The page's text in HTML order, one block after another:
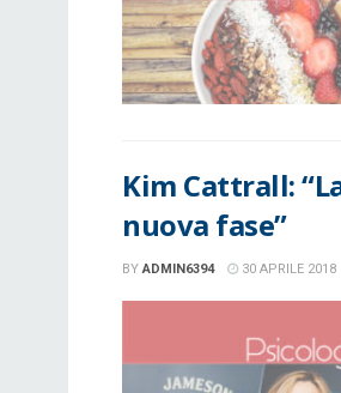
Kim Cattrall:
nuova fase”
BY ADMIN6394 30 APRILE 2018